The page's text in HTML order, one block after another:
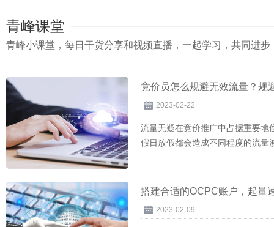
青峰课堂
青峰小课堂，每日干货分享和视频直播，一起学习，共同进步
竞价员怎么规避无效流量？规
2023-02-22
流量无疑在竞价推广中占据重要地
假日放假都会造成不同程度的流量
搭建合适的OCPC账户，起量
2023-02-09